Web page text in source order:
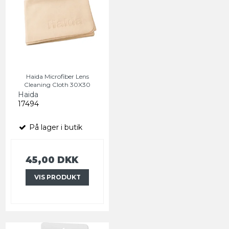
Haida Microfiber Lens
Cleaning Cloth 30X30
Haida
17494
På lager i butik
45,00 DKK
VIS PRODUKT